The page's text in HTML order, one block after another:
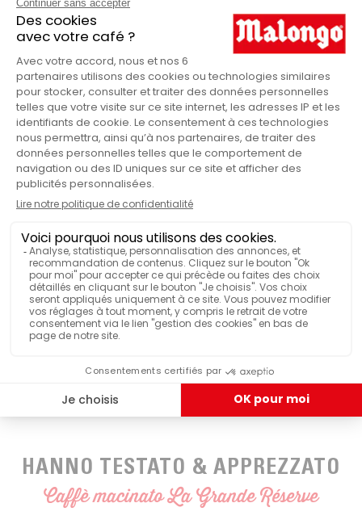
250
VENDUTO IN Scatola
PAESE D'ORIGINE
INTENSITÀ
VISUALIZZA PIÙ FUNZIONALITÀ
Confezionato sottovuoto
BOTANICA
HANNO TESTATO & APPREZZATO
Caffè macinato La Grande Réserve